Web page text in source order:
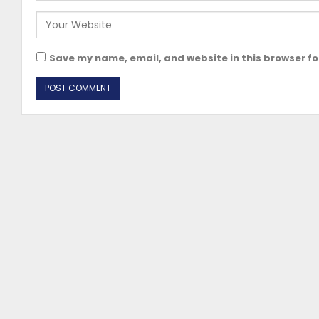
Save my name, email, and website in this browser